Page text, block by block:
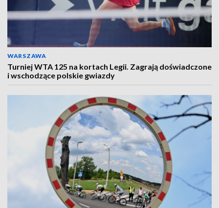
WARSZAWA
Turniej WTA 125 na kortach Legii. Zagrają doświadczone
i wschodzące polskie gwiazdy